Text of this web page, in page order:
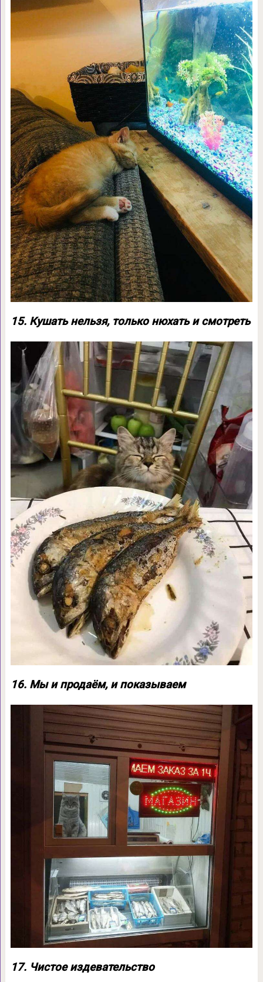
15. Кушать нельзя, только нюхать и смотреть
16. Мы и продаём, и показываем
17. Чистое издевательство